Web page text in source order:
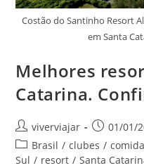
Costão do Santinho Resort
em Santa
Melhores
Catarina.
Autor
do
post:
viverviajar
Post
publicado:
01/01/
Categoria
do
Brasil / clubes / comida
Sul / resort / Santa